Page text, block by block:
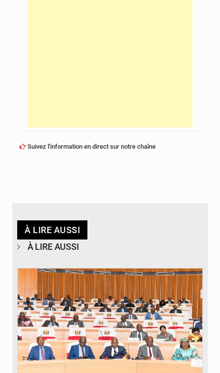
Suivez l'information en direct sur notre chaîne
À LIRE AUSSI
À LIRE AUSSI